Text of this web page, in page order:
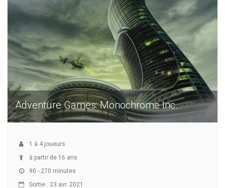
Adventure Games: Monochrome Inc.
1 à 4 joueurs
à partir de 16 ans
90 - 270 minutes
Sortie : 23 avr. 2021